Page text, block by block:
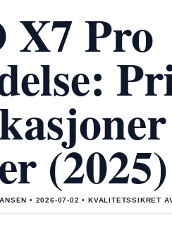
X7 Pro
(2025)
• 2026-07-02 • KVALITETSSIKRET